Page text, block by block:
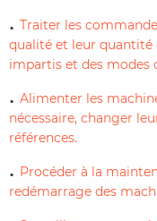
Traiter les
qualité et leur
impartis et des modes
Alimenter les
nécessaire, changer
références.
Procéder à la
redémarrage des